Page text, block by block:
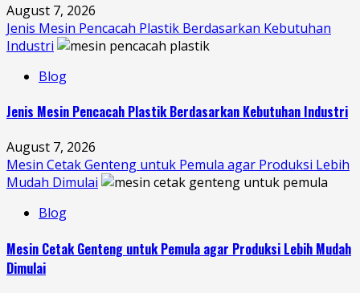
August 7, 2026
Jenis Mesin Pencacah Plastik Berdasarkan Kebutuhan
Industri
Blog
Jenis Mesin Pencacah Plastik Berdasarkan Kebutuhan Industri
August 7, 2026
Mesin Cetak Genteng untuk Pemula agar Produksi Lebih
Mudah Dimulai
Blog
Mesin Cetak Genteng untuk Pemula agar Produksi Lebih Mudah
Dimulai